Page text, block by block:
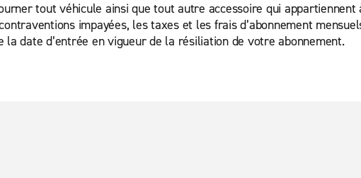
tout véhicule ainsi que tout autre accessoire qui appartiennent
impayées, les taxes et les frais d’abonnement
date d’entrée en vigueur de la résiliation de votre abonnement.